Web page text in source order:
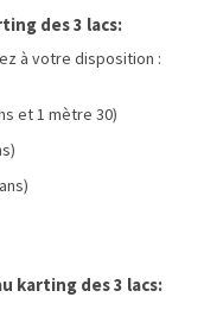
des 3 lacs:
à votre disposition :
et 1 mètre 30)
karting des 3 lacs: